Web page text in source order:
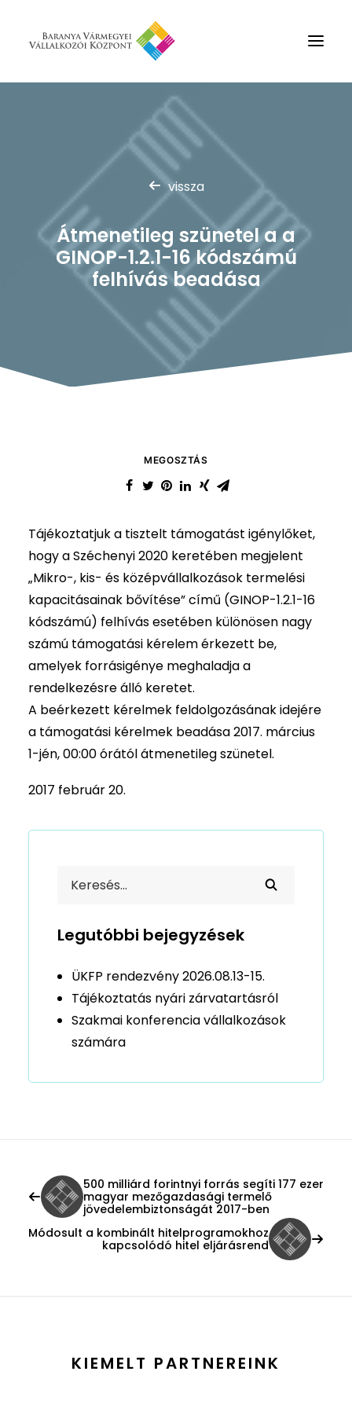
Rólunk
Szolgáltatások
Hírek
Partnerek
Kapcsolat
Keresés
vissza
Átmenetileg szünetel a a
GINOP-1.2.1-16 kódszámú
felhívás beadása
MEGOSZTÁS
Tájékoztatjuk a tisztelt támogatást igénylőket,
hogy a Széchenyi 2020 keretében megjelent
„Mikro-, kis- és középvállalkozások termelési
kapacitásainak bővítése” című (GINOP-1.2.1-16
kódszámú) felhívás esetében különösen nagy
számú támogatási kérelem érkezett be,
amelyek forrásigénye meghaladja a
rendelkezésre álló keretet.
A beérkezett kérelmek feldolgozásának idejére
a támogatási kérelmek beadása 2017. március
1-jén, 00:00 órától átmenetileg szünetel.
2017 február 20.
Legutóbbi bejegyzések
ÜKFP rendezvény 2026.08.13-15.
Tájékoztatás nyári zárvatartásról
Szakmai konferencia vállalkozások
számára
500 milliárd forintnyi forrás segíti 177 ezer
magyar mezőgazdasági termelő
jövedelembiztonságát 2017-ben
Módosult a kombinált hitelprogramokhoz
kapcsolódó hitel eljárásrend
KIEMELT PARTNEREINK